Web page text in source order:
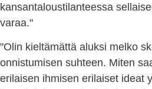
kansantaloustilanteessa
varaa."
"Olin kieltämättä aluksi melko
onnistumisen suhteen. Miten
erilaisen ihmisen erilaiset ideat